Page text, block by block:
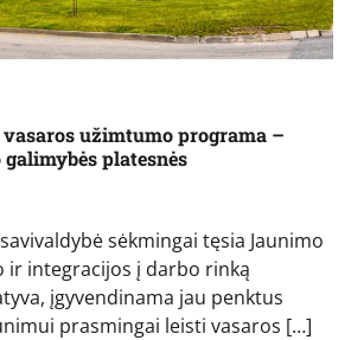
užimtumo programa –
platesnės
sėkmingai tęsia Jaunimo
ir integracijos į darbo rinką
įgyvendinama jau penktus
prasmingai leisti vasaros […]